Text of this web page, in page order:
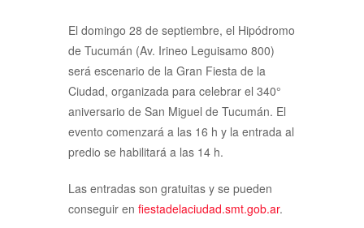
El domingo 28 de septiembre, el Hipódromo
de Tucumán (Av. Irineo Leguisamo 800)
será escenario de la Gran Fiesta de la
Ciudad, organizada para celebrar el 340°
aniversario de San Miguel de Tucumán. El
evento comenzará a las 16 h y la entrada al
predio se habilitará a las 14 h.
Las entradas son gratuitas y se pueden
conseguir en fiestadelaciudad.smt.gob.ar.